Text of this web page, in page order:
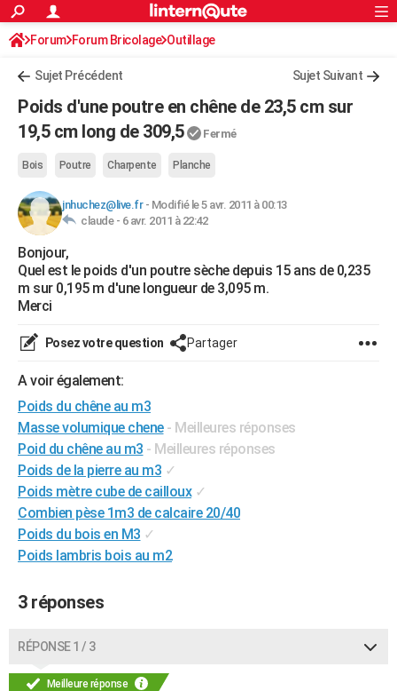
ACTUALITÉS
Politique
Société
Faits Divers
Education
Monde
Villes
+
Programme TV
TNTStreaming
Cinéma
Sorties cinéma
Musique
+FINANCE
Retraite
Impôts
Epargne
Immobilier
Risques naturels par ville
Banque
Assurance
Crédit
AUTO
Essais
Réserver un essai
Citadines
Berlines
SUV
Forum auto
HIGH-TECH
Mobiles
Meilleur smartphone
Internet
Ordinateurs
Jeux vidéo
Guide high-tech
BRICOLAGE
Forum
Aménagement intérieur
Extérieur
Cuisine
Salle de bains
Jardinage
Rangement
WEEK-END
Guides de France
Escapades
Patrimoine
Expositions
Musées
Week-end nature
LIFESTYLE
Art de vivre
Bien-être
Loisirs
Mode
Modes de vie
SANTE
Alimentation
Guide de la santé
Maladies
Médicaments
Sommeil
VOYAGE
Destinations
City break
Voyage nature
Voyage de noces
Forum
Climat
+PHOTO
GUIDES D'ACHAT
BONS PLANS
CARTE DE VOEUX
Carte de Noël
Carte Bonne année
Carte Saint-Valentin
Carte Pâques
Carte d'anniversaire
DICTIONNAIRE
Dictionnaire
Biographies
Citations
Expressions
Proverbes
PROGRAMME TV
AVIS DE DÉCÈS
S'inscrire
Connexion
Forum Forum Bricolage Outillage
Sujet Précédent Sujet Suivant
Poids d'une poutre en chêne de 23,5 cm sur
19,5 cm long de 309,5
Fermé
Bois Poutre Charpente Planche
jnhuchez@live.fr- Modifié le 5 avr. 2011 à 00:13
claude - 6 avr. 2011 à 22:42
Bonjour,
Quel est le poids d'un poutre sèche depuis 15 ans de 0,235
m sur 0,195 m d'une longueur de 3,095 m.
Merci
Posez votre question Partager
A voir également:
Poids du chêne au m3
Masse volumique chene - Meilleures réponses
Poid du chêne au m3 - Meilleures réponses
Poids de la pierre au m3 ✓
Poids mètre cube de cailloux ✓
Combien pèse 1m3 de calcaire 20/40
Poids du bois en M3 ✓
Poids lambris bois au m2
3 réponses
RÉPONSE 1 / 3
Meilleure réponse